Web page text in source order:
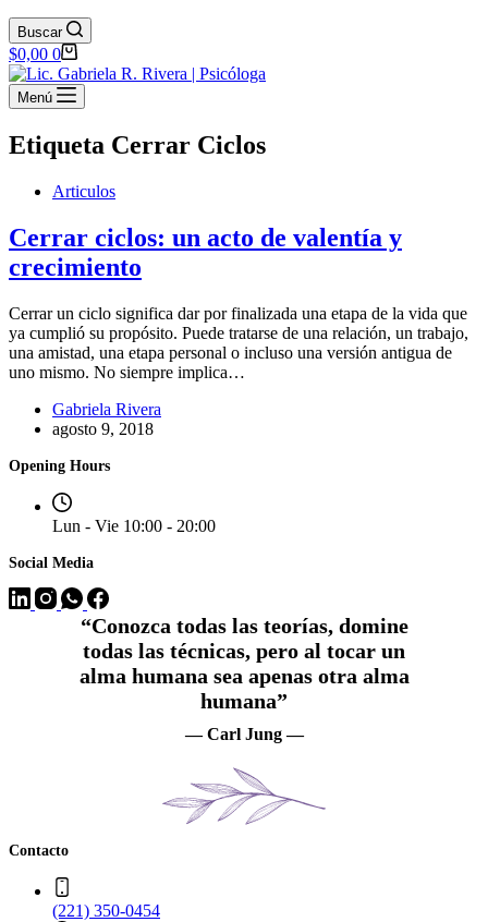
Buscar
Carro
de
compra
$0,00 0
Menú
Etiqueta Cerrar Ciclos
Articulos
Cerrar ciclos: un acto de valentía y
crecimiento
Cerrar un ciclo significa dar por finalizada una etapa de la vida que
ya cumplió su propósito. Puede tratarse de una relación, un trabajo,
una amistad, una etapa personal o incluso una versión antigua de
uno mismo. No siempre implica…
Gabriela Rivera
agosto 9, 2018
Opening Hours
Lun - Vie 10:00 - 20:00
Social Media
“Conozca todas las teorías, domine
todas las técnicas, pero al tocar un
alma humana sea apenas otra alma
humana”
— Carl Jung —
Contacto
(221) 350-0454